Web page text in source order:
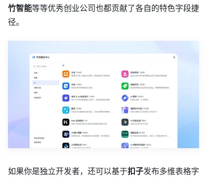
竹智能等等优秀创业公司也都贡献了各自的特色字段捷
径。
如果你是独立开发者，还可以基于扣子发布多维表格字